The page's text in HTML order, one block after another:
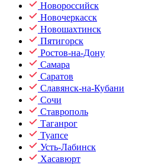
Новороссийск
Новочеркасск
Новошахтинск
Пятигорск
Ростов-на-Дону
Самара
Саратов
Славянск-на-Кубани
Сочи
Ставрополь
Таганрог
Туапсе
Усть-Лабинск
Хасавюрт